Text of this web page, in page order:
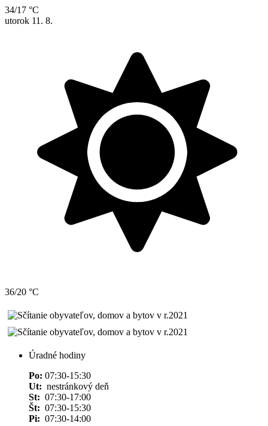
34/17 °C
utorok 11. 8.
36/20 °C
Úradné hodiny
Po: 07:30-15:30
Ut: nestránkový deň
St: 07:30-17:00
Št: 07:30-15:30
Pi: 07:30-14:00